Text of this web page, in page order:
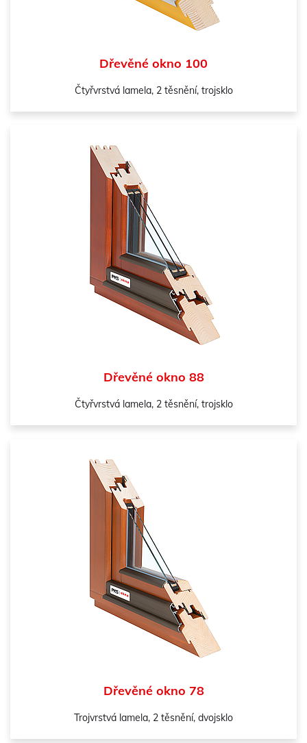
Dřevěné okno 100
Čtyřvrstvá lamela, 2 těsnění, trojsklo
Dřevěné okno 88
Čtyřvrstvá lamela, 2 těsnění, trojsklo
Dřevěné okno 78
Trojvrstvá lamela, 2 těsnění, dvojsklo